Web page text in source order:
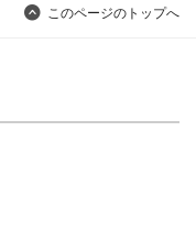
このページのトップへ